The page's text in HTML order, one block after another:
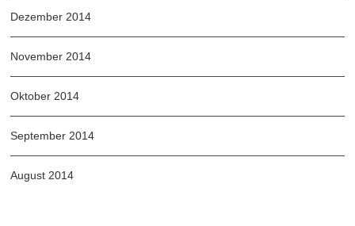
Dezember 2014
November 2014
Oktober 2014
September 2014
August 2014